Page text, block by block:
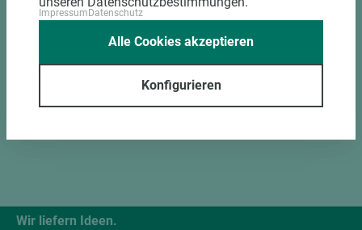
Wir liefern Ideen.
ImpressumDatenschutz
Konfigurieren
Alle Cookies akzeptieren